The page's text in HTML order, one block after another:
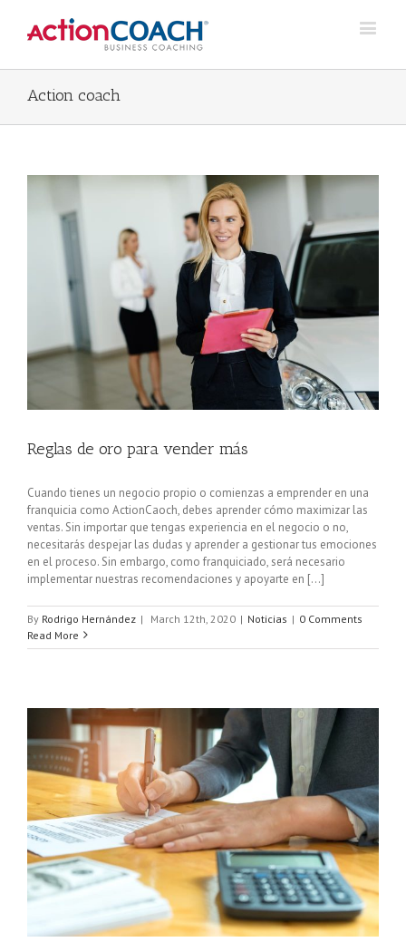
Action coach
Reglas de oro para vender más
Cuando tienes un negocio propio o comienzas a emprender en una
franquicia como ActionCaoch, debes aprender cómo maximizar las
ventas. Sin importar que tengas experiencia en el negocio o no,
necesitarás despejar las dudas y aprender a gestionar tus emociones
en el proceso. Sin embargo, como franquiciado, será necesario
implementar nuestras recomendaciones y apoyarte en [...]
By Rodrigo Hernández | March 12th, 2020 | Noticias | 0 Comments
Read More